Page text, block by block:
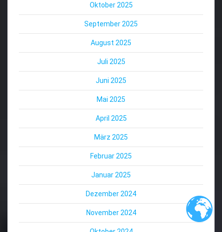
Oktober 2025
September 2025
August 2025
Juli 2025
Juni 2025
Mai 2025
April 2025
März 2025
Februar 2025
Januar 2025
Dezember 2024
November 2024